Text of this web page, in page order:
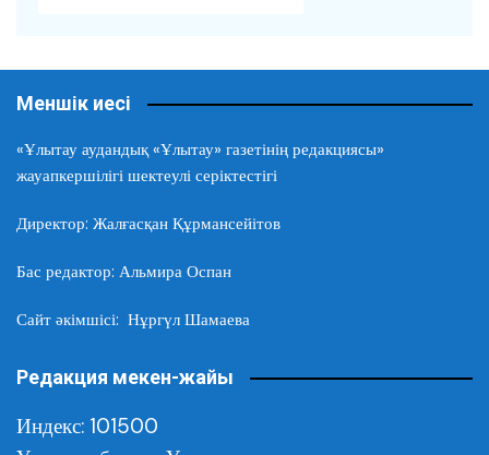
Меншік иесі
«Ұлытау аудандық «Ұлытау» газетінің редакциясы»
жауапкершілігі шектеулі серіктестігі
Директор: Жалғасқан Құрмансейітов
Бас редактор: Альмира Оспан
Сайт әкімшісі: Нұргүл Шамаева
Редакция мекен-жайы
Индекс: 101500